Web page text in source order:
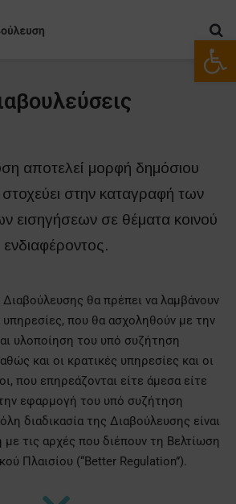
αποτελεί μορφή δημόσιου
στοχεύει στην καταγραφή των
εισηγήσεων σε θέματα κοινού
ενδιαφέροντος.
Διαβούλευσης θα πρέπει να λαμβάνουν
υπηρεσίες, που θα ασχοληθούν με την
υλοποίηση του υπό συζήτηση
και οι κρατικές υπηρεσίες και οι
που επηρεάζονται είτε άμεσα είτε
εφαρμογή του υπό συζήτηση
διαδικασία της Διαβούλευσης είναι
τις αρχές που διέπουν τη Βελτίωση
Πλαισίου (“Better Regulation”).